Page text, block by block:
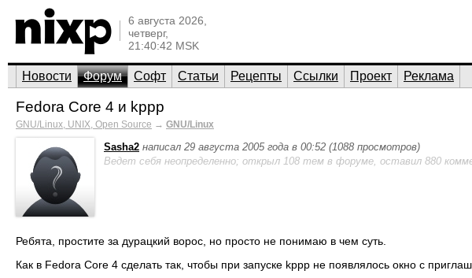
6 августа 2026,
четверг,
21:40:42 MSK
Новости Форум Софт Статьи Рецепты Ссылки Проект Реклама
Fedora Core 4 и kppp
GNU/Linux, UNIX, Open Source → GNU/Linux
Sasha2 написал 29 августа 2005 года в 00:52 (1088 просмотров)
Ведет себя неопределенно; открыл 108 тем в форуме, оставил 880
Ребята, простите за дурацкий ворос, но просто не понимаю в чем суть.
Как в Fedora Core 4 сделать так, чтобы при запуске kppp не появлялось окно с